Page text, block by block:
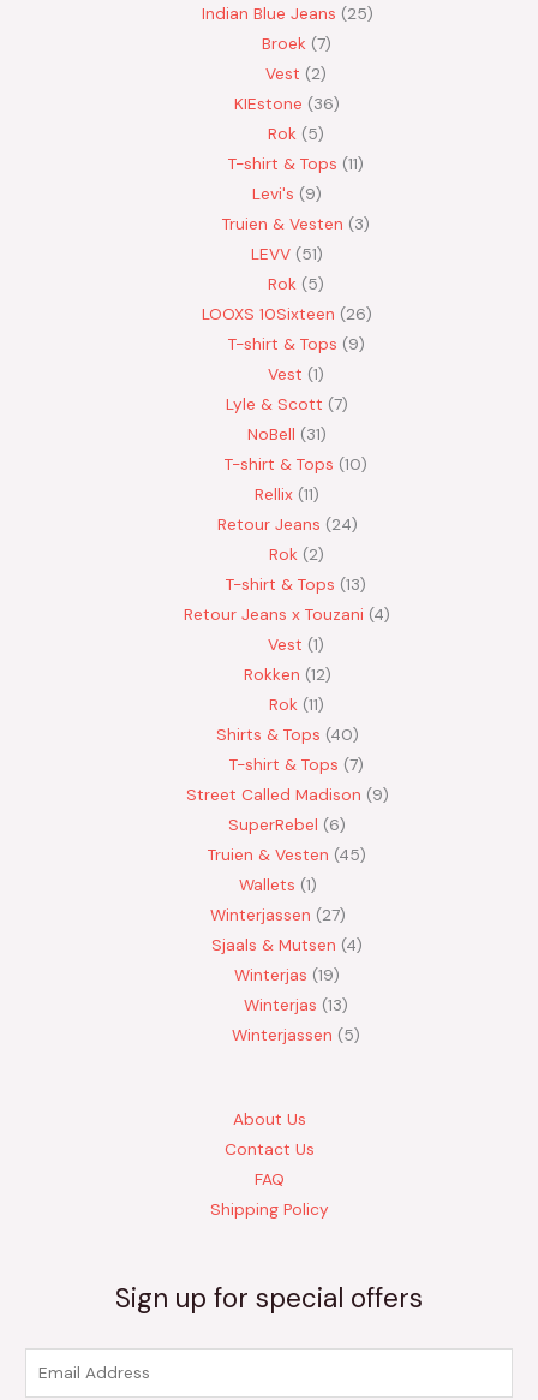
Indian Blue Jeans 25
Broek 7
Vest
2
KIEstone
36
Rok
5
T-shirt & Tops 11
Levi's
9
Truien & Vesten
3
LEVV 51
Rok
5
LOOXS 10Sixteen
26
T-shirt & Tops 9
Vest 1
Lyle & Scott 7
NoBell
31
T-shirt & Tops 10
Rellix 11
Retour Jeans 24
Rok 2
T-shirt & Tops 13
Retour Jeans x Touzani 4
Vest 1
Rokken 12
Rok 11
Shirts & Tops 40
T-shirt & Tops 7
Street Called Madison 9
SuperRebel
6
Truien & Vesten 45
Wallets 1
Winterjassen
27
Sjaals & Mutsen 4
Winterjas 19
Winterjas 13
Winterjassen
5
About Us
Contact Us
FAQ
Shipping Policy
Sign up for special offers
m